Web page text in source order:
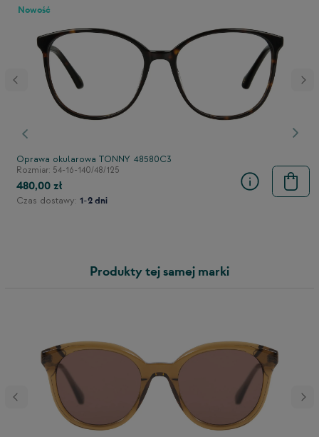
Poprzedni
Nowość
Oprawa okularowa TONNY 48580C3
Rozmiar: 54-16-140/48/125
480,00 zł
Czas dostawy: 1-2 dni
Produkty tej samej marki